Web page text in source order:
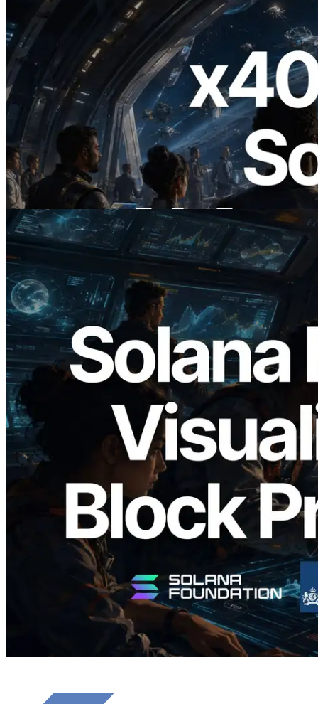
2026.07.04
ERPC lance un RPC Solana compatible
x402 — L'ère où les agents IA paient à la
demande les API dont ils ont besoin
Lire cet article
2026.05.24
Validators Solutions lance le Solana Block
Analyzer — Visualisation du temps de
production de bloc par slot et des
validateurs assignés